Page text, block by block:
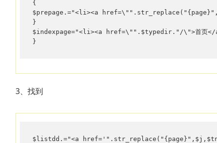
{
$prepage.="<li><a
}
$indexpage="<li><a href=\"".$typedir."/\">首页
}
3、找到
$listdd.="<a